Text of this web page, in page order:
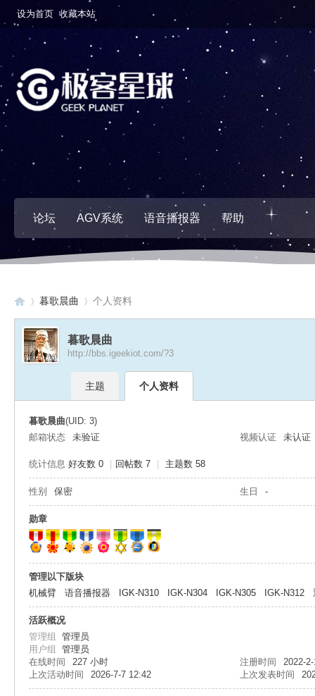
设为首页 收藏本站
论坛 AGV系统 语音播报器 帮助
极›
暮歌晨曲
›
个人资料
暮歌晨曲
http://bbs.igeekiot.com/?3
主题 个人资料
暮歌晨曲(UID: 3)
邮箱状态
未验证 视频认证 未认证
统计信息 好友数 0 回帖数 7 主题数 58
性别 保密 生日 -
勋章
管理以下版块
机械臂
语音播报器 IGK-N310 IGK-N304 IGK-N305 IGK-N312
活跃概况
管理组 管理员
用户组 管理员
在线时间
227 小时 注册时间
2022-
上次活动时间
2026-7-7 12:42 上次发表时间